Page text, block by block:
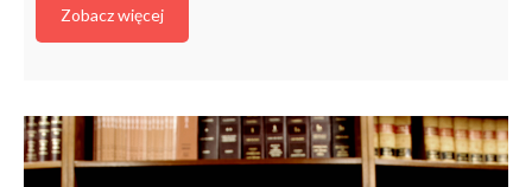
Zobacz więcej